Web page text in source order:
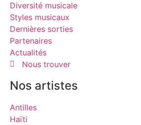
Diversité musicale
Styles musicaux
Dernières sorties
Partenaires
Actualités
Nous trouver
Nos artistes
Antilles
Haïti